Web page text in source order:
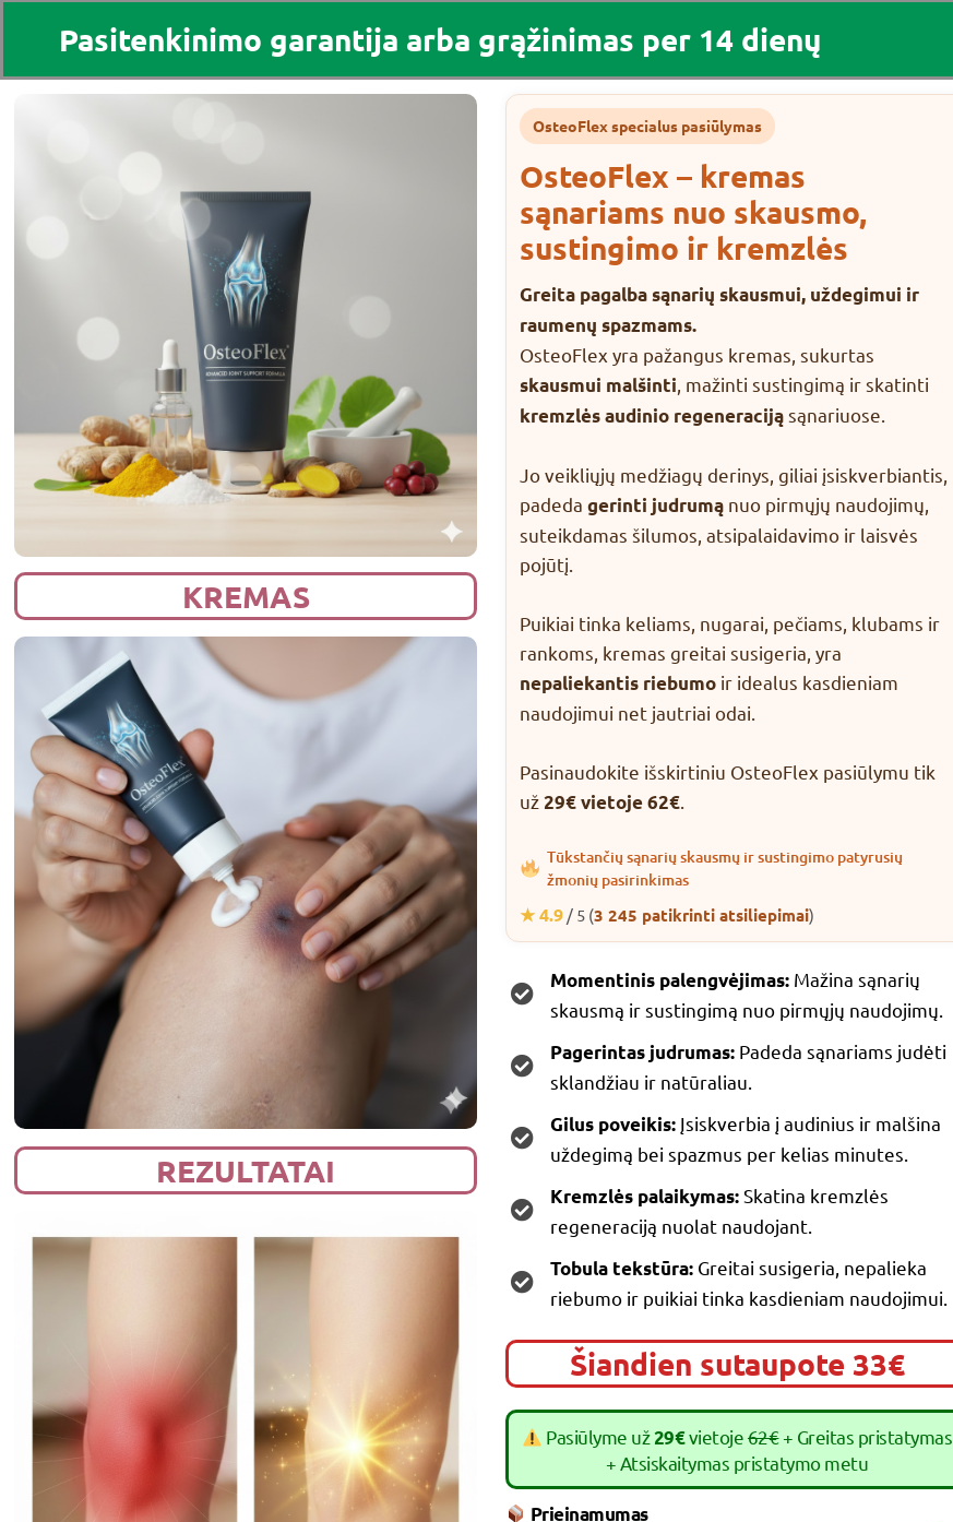
Pasitenkinimo garantija arba grąžinimas per 14 dienų
KREMAS
REZULTATAI
OsteoFlex specialus pasiūlymas
OsteoFlex – kremas
sąnariams nuo skausmo,
sustingimo ir kremzlės
Greita pagalba sąnarių skausmui, uždegimui ir
raumenų spazmams.
OsteoFlex yra pažangus kremas, sukurtas
skausmui malšinti , mažinti sustingimą ir skatinti
kremzlės audinio regeneracijąsąnariuose.
Jo veikliųjų medžiagų derinys, giliai įsiskverbiantis,
padeda gerinti judrumą nuo pirmųjų naudojimų,
suteikdamas šilumos, atsipalaidavimo ir laisvės
pojūtį.
Puikiai tinka keliams, nugarai, pečiams, klubams ir
rankoms, kremas greitai susigeria, yra
nepaliekantis riebumo ir idealus kasdieniam
naudojimui net jautriai odai.
Pasinaudokite išskirtiniu OsteoFlex pasiūlymu tik
už29€ vietoje 62€
Tūkstančių sąnarių skausmų ir sustingimo patyrusių
žmonių pasirinkimas
★ 4.9 / 5 (3 245 patikrinti atsiliepimai)
Momentinis palengvėjimas: Mažina sąnarių
skausmą ir sustingimą nuo pirmųjų naudojimų.
Pagerintas judrumas: Padeda sąnariams judėti
sklandžiau ir natūraliau.
Gilus poveikis: Įsiskverbia į audinius ir malšina
uždegimą bei spazmus per kelias minutes.
Kremzlės palaikymas:Skatina kremzlės
regeneraciją nuolat naudojant.
Tobula tekstūra: Greitai susigeria, nepalieka
riebumo ir puikiai tinka kasdieniam naudojimui.
Šiandien sutaupote 33€
Pasiūlyme už29€vietoje62€+ Greitas pristatymas
+ Atsiskaitymas pristatymo metu
Prieinamumas